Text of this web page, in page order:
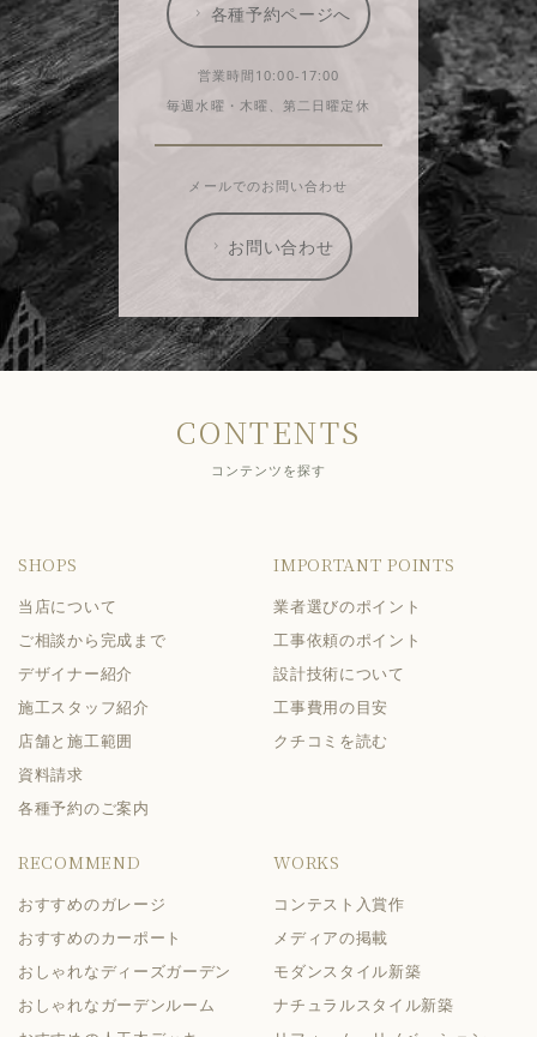
各種予約ページへ
営業時間10:00-17:00
毎週水曜・木曜、第二日曜定休
メールでのお問い合わせ
お問い合わせ
CONTENTS
コンテンツを探す
SHOPS
当店について
ご相談から完成まで
デザイナー紹介
施工スタッフ紹介
店舗と施工範囲
資料請求
各種予約のご案内
IMPORTANT POINTS
業者選びのポイント
工事依頼のポイント
設計技術について
工事費用の目安
クチコミを読む
RECOMMEND
おすすめのガレージ
おすすめのカーポート
おしゃれなディーズガーデン
おしゃれなガーデンルーム
WORKS
コンテスト入賞作
メディアの掲載
モダンスタイル新築
ナチュラルスタイル新築